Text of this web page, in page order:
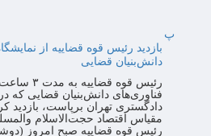
پ
بازدید رئیس قوه قضاییه از
دانش‌بنیان قضایی
رئیس قوه
فناوری‌های دانش‌بنیان قضایی که
دادگستری تهران برپاست، بازدید
مقیاس اقتصاد حجت‌الاسلام